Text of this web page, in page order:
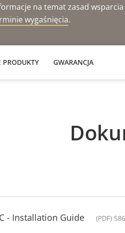
na temat zasad
wygaśnięcia.
PRODUKTY GWARANCJA
- Installation Guide (PDF)